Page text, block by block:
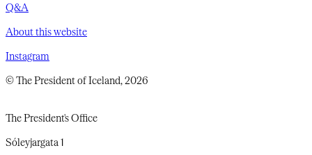
Q&A
About this website
Instagram
© The President of Iceland, 2026
The President's Office
Sóleyjargata 1